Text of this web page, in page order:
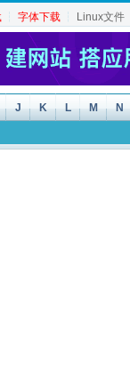
┆ 字体下载 ┆ Linux文件
J K L M N